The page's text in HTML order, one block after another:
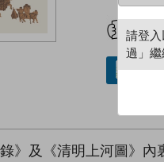
借
》及《清明上河圖》
請登
過」繼